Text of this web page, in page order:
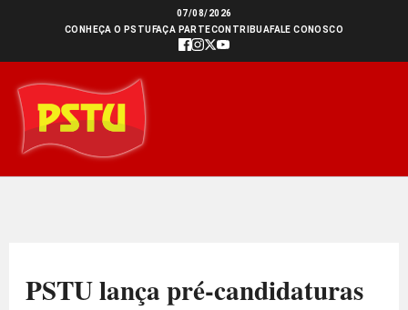
conteúdo
07/08/2026
CONHEÇA O PSTU FAÇA PARTECONTRIBUAFALE CONOSCO
PSTU lança pré-candidaturas